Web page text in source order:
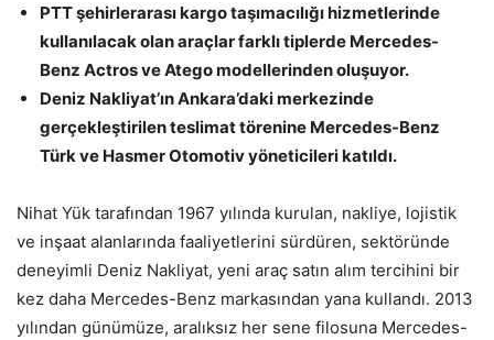
PTT şehirlerarası kargo taşımacılığı hizmetlerinde
kullanılacak olan araçlar farklı tiplerde Mercedes-
Benz Actros ve Atego modellerinden oluşuyor.
Deniz Nakliyat’ın Ankara’daki merkezinde
gerçekleştirilen teslimat törenine Mercedes-Benz
Türk ve Hasmer Otomotiv yöneticileri katıldı.
Nihat Yük tarafından 1967 yılında kurulan, nakliye, lojistik
ve inşaat alanlarında faaliyetlerini sürdüren, sektöründe
deneyimli Deniz Nakliyat, yeni araç satın alım tercihini bir
kez daha Mercedes-Benz markasından yana kullandı. 2013
yılından günümüze, aralıksız her sene filosuna Mercedes-